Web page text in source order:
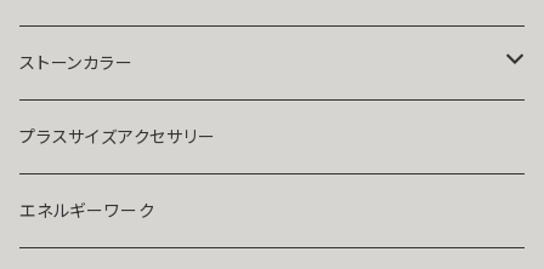
人気運・モテる
イヤリング・ピアス
ストラップ・キーホルダー
マスクピアス
Ｋ１８
プラチナ
ダイヤモンド
ストーンカラー
クリア
ブルー
プラスサイズアクセサリー
エネルギーワーク